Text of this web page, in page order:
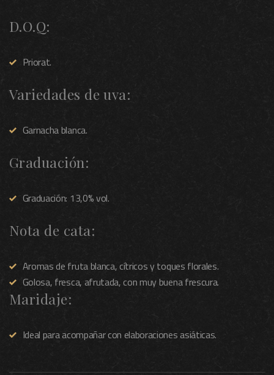
D.O.Q:
Priorat.
Variedades de uva:
Garnacha blanca.
Graduación:
Graduación: 13,0% vol.
Nota de cata:
Aromas de fruta blanca, cítricos y toques florales.
Golosa, fresca, afrutada, con muy buena frescura.
Maridaje:
Ideal para acompañar con elaboraciones asiáticas.